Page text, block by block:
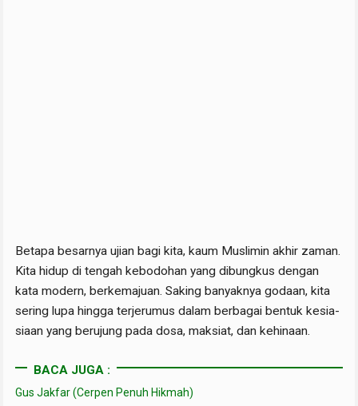
Betapa besarnya ujian bagi kita, kaum Muslimin akhir zaman.
Kita hidup di tengah kebodohan yang dibungkus dengan
kata modern, berkemajuan. Saking banyaknya godaan, kita
sering lupa hingga terjerumus dalam berbagai bentuk kesia-
siaan yang berujung pada dosa, maksiat, dan kehinaan.
BACA JUGA :
Gus Jakfar (Cerpen Penuh Hikmah)